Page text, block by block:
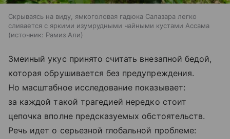
Скрываясь на виду, ямкоголовая гадюка Салазара легко
сливается с яркими изумрудными чайными кустами Ассама
источник: Рамиз Али
Змеиный укус принято считать внезапной бедой,
которая обрушивается без предупреждения.
Но масштабное исследование показывает:
за каждой такой трагедией нередко стоит
цепочка вполне предсказуемых обстоятельств.
Речь идет о серьезной глобальной проблеме: